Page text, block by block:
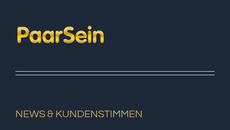
NEWS & KUNDENSTIMMEN